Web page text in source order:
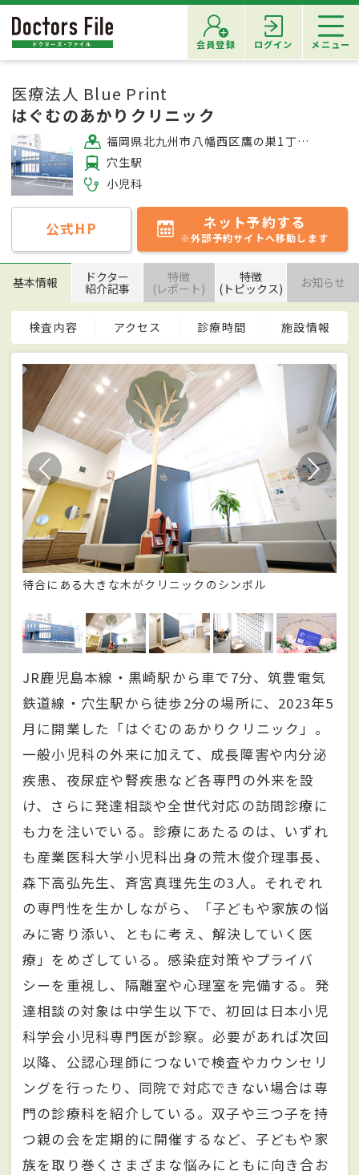
会員登録 ログイン メニュー
医療法人 Blue Print
はぐむのあかりクリニック
福岡県北九州市八幡西区鷹の巣1丁目6番14号
穴生駅
小児科
公式HP ネット予約する
※外部予約サイトへ移動します
基本情報 ドクター
紹介記事
特徴
(レポート)
特徴
(トピックス) お知らせ
検査内容 アクセス 診療時間 施設情報
待合にある大きな木がクリニックのシンボル
JR鹿児島本線・黒崎駅から車で7分、筑豊電気
鉄道線・穴生駅から徒歩2分の場所に、2023年5
月に開業した「はぐむのあかりクリニック」。
一般小児科の外来に加えて、成長障害や内分泌
疾患、夜尿症や腎疾患など各専門の外来を設
け、さらに発達相談や全世代対応の訪問診療に
も力を注いでいる。診療にあたるのは、いずれ
も産業医科大学小児科出身の荒木俊介理事長、
森下高弘先生、斉宮真理先生の3人。それぞれ
の専門性を生かしながら、「子どもや家族の悩
みに寄り添い、ともに考え、解決していく医
療」をめざしている。感染症対策やプライバ
シーを重視し、隔離室や心理室を完備する。発
達相談の対象は中学生以下で、初回は日本小児
科学会小児科専門医が診察。必要があれば次回
以降、公認心理師につないで検査やカウンセリ
ングを行ったり、同院で対応できない場合は専
門の診療科を紹介している。双子や三つ子を持
つ親の会を定期的に開催するなど、子どもや家
族を取り巻くさまざまな悩みにともに向き合お